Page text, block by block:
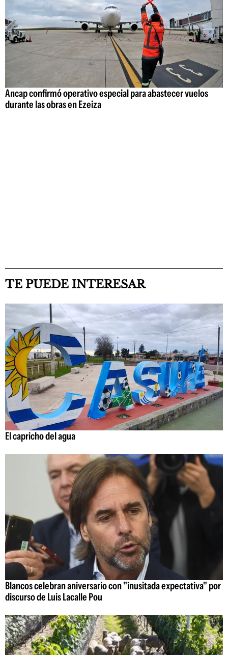
Ancap confirmó operativo especial para abastecer vuelos
durante las obras en Ezeiza
TE PUEDE INTERESAR
El capricho del agua
Blancos celebran aniversario con "inusitada expectativa" por
discurso de Luis Lacalle Pou